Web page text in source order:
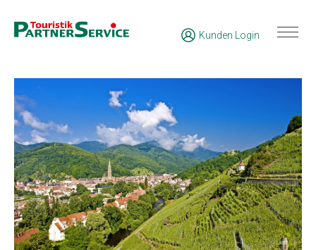
Kunden Login